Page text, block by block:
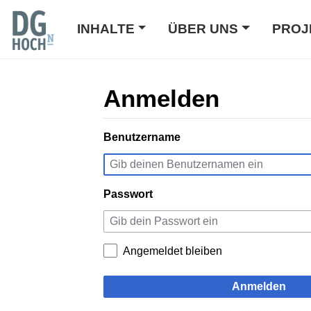
INHALTE ÜBER UNS
Anmelden
Wechseln zu:Navigation
Benutzername
Passwort
Angemeldet bleiben
Anmelden